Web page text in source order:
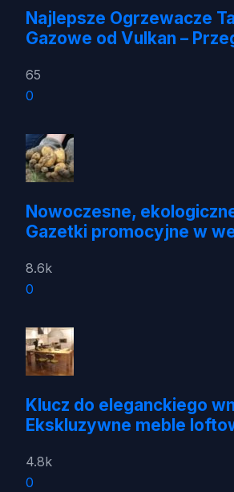
Najlepsze Ogrzewacze
Gazowe od Vulkan –
65
0
Nowoczesne,
Gazetki promocyjne w
8.6k
0
Klucz do eleganckiego
Ekskluzywne meble
4.8k
0